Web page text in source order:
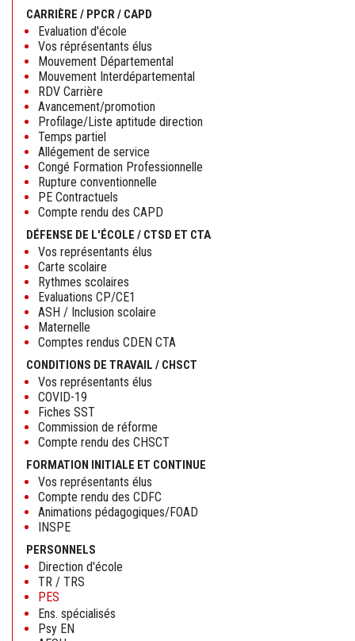
CARRIÈRE / PPCR / CAPD
Evaluation d'école
Vos réprésentants élus
Mouvement Départemental
Mouvement Interdépartemental
RDV Carrière
Avancement/promotion
Profilage/Liste aptitude direction
Temps partiel
Allégement de service
Congé Formation Professionnelle
Rupture conventionnelle
PE Contractuels
Compte rendu des CAPD
DÉFENSE DE L'ÉCOLE / CTSD ET CTA
Vos représentants élus
Carte scolaire
Rythmes scolaires
Evaluations CP/CE1
ASH / Inclusion scolaire
Maternelle
Comptes rendus CDEN CTA
CONDITIONS DE TRAVAIL / CHSCT
Vos représentants élus
COVID-19
Fiches SST
Commission de réforme
Compte rendu des CHSCT
FORMATION INITIALE ET CONTINUE
Vos représentants élus
Compte rendu des CDFC
Animations pédagogiques/FOAD
INSPE
PERSONNELS
Direction d'école
TR / TRS
PES
Ens. spécialisés
Psy EN